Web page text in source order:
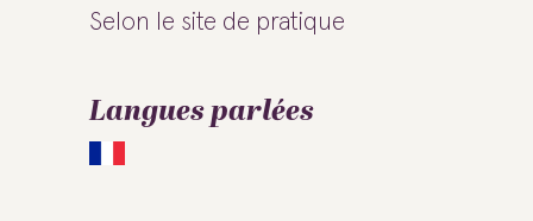
Selon le site de pratique
Langues parlées